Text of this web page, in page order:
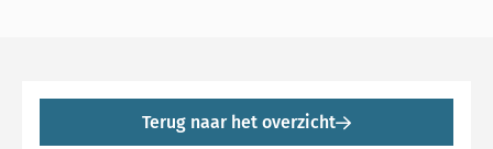
Terug naar het overzicht